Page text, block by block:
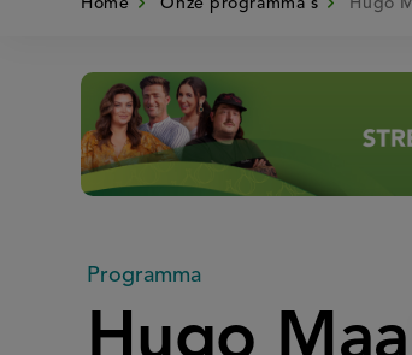
inhoudHome Onze programma's Hugo
Disney+
Programma